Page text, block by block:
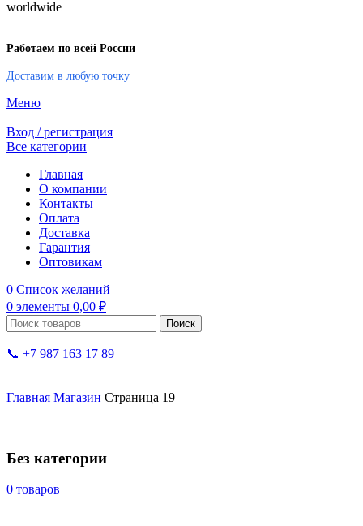
Работаем по всей России
Доставим в любую точку
Меню
Вход / регистрация
Все категории
Главная
О компании
Контакты
Оплата
Доставка
Гарантия
Оптовикам
0 Список желаний
0 элементы 0,00 ₽
Поиск
📞 +7 987 163 17 89
Главная Магазин Страница 19
Без категории
0 товаров